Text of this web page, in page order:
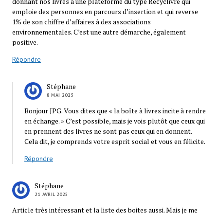
emploie des personnes en parcours d’insertion et qui reverse
1% de son chiffre d’affaires à des associations
environnementales. C’est une autre démarche, également
positive.
Répondre
Stéphane
8 MAI 2025
Bonjour JPG. Vous dites que « la boîte à livres incite à rendre
en échange. » C’est possible, mais je vois plutôt que ceux qui
en prennent des livres ne sont pas ceux qui en donnent.
Cela dit, je comprends votre esprit social et vous en félicite.
Répondre
Stéphane
21 AVRIL 2025
Article très intéressant et la liste des boites aussi. Mais je me